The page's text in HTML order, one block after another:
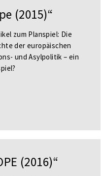
(2015)“
zum Planspiel: Die
der europäischen
und Asylpolitik – ein
(2016)“